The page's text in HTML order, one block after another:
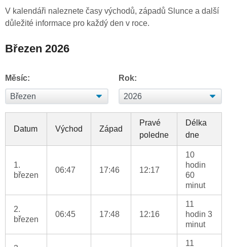
V kalendáři naleznete časy východů, západů Slunce a další
důležité informace pro každý den v roce.
Březen 2026
Měsíc: Rok:
Datum Východ Západ
Pravé
poledne
Délka
dne
1.
březen
06:47 17:46 12:17
10
hodin
60
minut
2.
březen
06:45 17:48 12:16
11
hodin 3
minut
11